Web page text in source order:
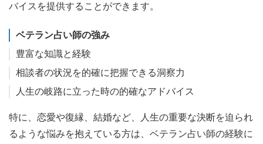
バイスを提供することができます。
ベテラン占い師の強み
豊富な知識と経験
相談者の状況を的確に把握できる洞察力
人生の岐路に立った時の的確なアドバイス
特に、恋愛や復縁、結婚など、人生の重要な決断を迫られ
るような悩みを抱えている方は、ベテラン占い師の経験に